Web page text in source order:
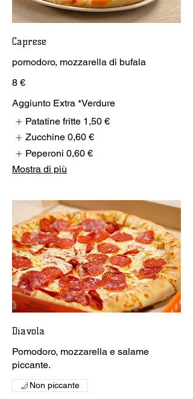
Caprese
pomodoro, mozzarella di bufala
8 €
Aggiunto Extra *Verdure
Patatine fritte 1,50 €
Zucchine 0,60 €
Peperoni 0,60 €
Mostra di più
Diavola
Pomodoro, mozzarella e salame
piccante.
Non piccante